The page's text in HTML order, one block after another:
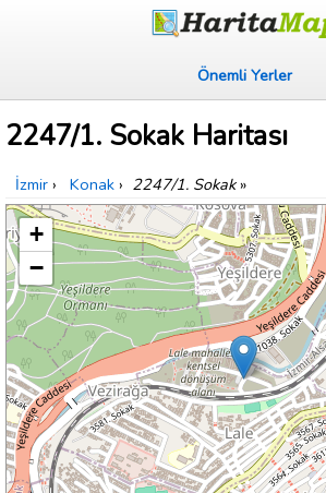
Önemli Yerler
2247/1. Sokak Haritası
İzmir › Konak › 2247/1. Sokak»
+
−